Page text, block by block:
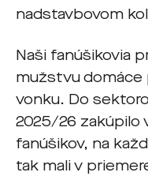
nadstavbovom
Naši fanúšikovia
mužstvu domáce
vonku. Do
2025/26 zakúpilo
fanúšikov, na
tak mali v